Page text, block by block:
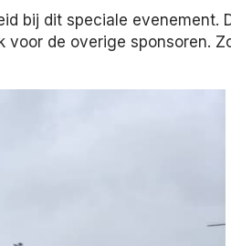
bij dit speciale evenement.
voor de overige sponsoren.